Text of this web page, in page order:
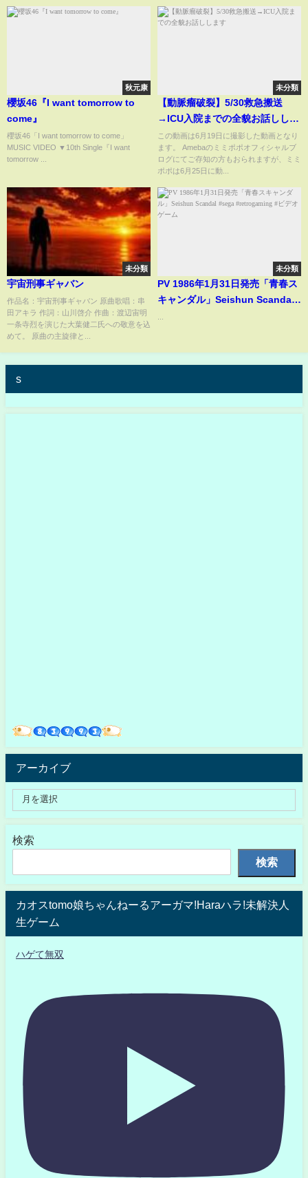
秋元康
櫻坂46『I want tomorrow to
come』
櫻坂46「I want tomorrow to come」
MUSIC VIDEO ▼10th Single『I want
tomorrow ...
未分類
【動脈瘤破裂】5/30救急搬送
→ICU入院までの全貌お話ししま
す
この動画は6月19日に撮影した動画となり
ます。 Amebaのミミポポオフィシャルブ
ログにてご存知の方もおられますが、ミミ
ポポは6月25日に動...
未分類
宇宙刑事ギャバン
作品名：宇宙刑事ギャバン 原曲歌唱：串
田アキラ 作詞：山川啓介 作曲：渡辺宙明
一条寺烈を演じた大葉健二氏への敬意を込
めて。 原曲の主旋律と...
未分類
PV 1986年1月31日発売「青春ス
キャンダル」Seishun Scandal
s
アーカイブ
検索
検索
カオスtomo娘ちゃんねーるアーガマ!Haraハラ!未解決人
生ゲーム
ハゲて無双